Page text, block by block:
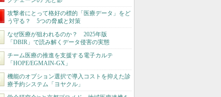
攻撃者にとって格好の標的「医療データ」をど
う守る？ 5つの脅威と対策
なぜ医療が狙われるのか？ 2025年版
「DBIR」で読み解くデータ侵害の実態
チーム医療の推進を支援する電子カルテ
「HOPE/EGMAIN-GX」
機能のオプション選択で導入コストを抑えた診
療予約システム「ヨヤクル」